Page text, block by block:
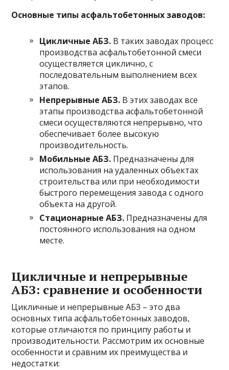
Основные типы асфальтобетонных заводов:
Цикличные АБЗ. В таких заводах процесс
производства асфальтобетонной смеси
осуществляется циклично, с
последовательным выполнением всех
этапов.
Непрерывные АБЗ. В этих заводах все
этапы производства асфальтобетонной
смеси осуществляются непрерывно, что
обеспечивает более высокую
производительность.
Мобильные АБЗ. Предназначены для
использования на удаленных объектах
строительства или при необходимости
быстрого перемещения завода с одного
объекта на другой.
Стационарные АБЗ. Предназначены для
постоянного использования на одном
месте.
Цикличные и непрерывные
АБЗ: сравнение и особенности
Цикличные и непрерывные АБЗ – это два
основных типа асфальтобетонных заводов,
которые отличаются по принципу работы и
производительности. Рассмотрим их основные
особенности и сравним их преимущества и
недостатки: